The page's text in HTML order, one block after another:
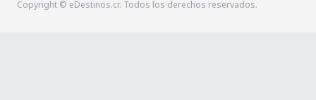
Copyright © eDestinos.cr. Todos los derechos reservados.